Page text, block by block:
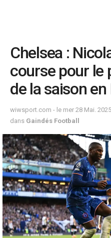
Chelsea :
course pour le
de la saison
wiwsport.com - le mer 28 Mai.
dans Gaindés Football